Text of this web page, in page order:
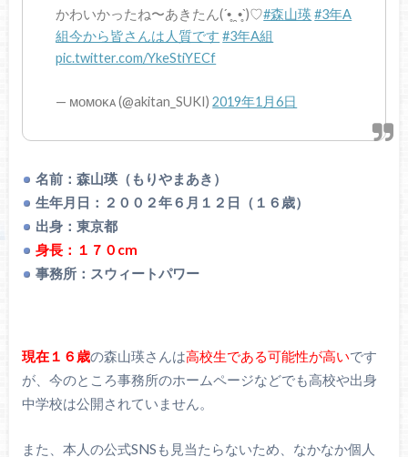
かわいかったね〜あきたん(´•̥ ̯ •̥`)♡#森山瑛#3年A
組今から皆さんは人質です #3年A組
pic.twitter.com/YkeStiYECf
— ᴍᴏᴍᴏᴋᴀ (@akitan_SUKI)2019年1月6日
名前：森山瑛（もりやまあき）
生年月日：２００２年６月１２日（１６歳）
出身：東京都
身長：１７０cm
事務所：スウィートパワー
現在１６歳の森山瑛さんは高校生である可能性が高いです
が、今のところ事務所のホームページなどでも高校や出身
中学校は公開されていません。
また、本人の公式SNSも見当たらないため、なかなか個人